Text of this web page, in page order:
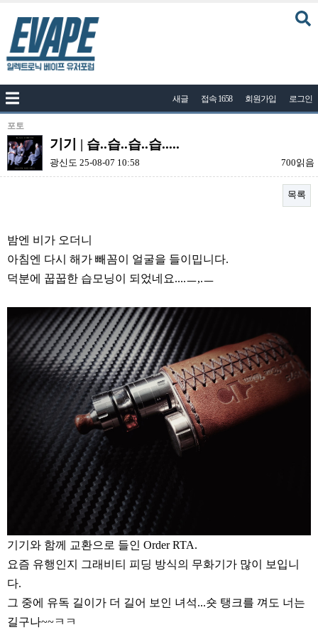
공지사항
나눔이벤트
자유게시판
질문답변
액상
리뷰게시판
팁앤가이드
레시피계산기
툴즈킷
업체게시판
모더게시판
판매
구매
나눔
거래후기
즐겨찾기
새글 접속 1658 회원가입 로그인
포토
기기 | 습..습..습..습.....
광신도 25-08-07 10:58 700읽음
목록
밤엔 비가 오더니
아침엔 다시 해가 빼꼼이 얼굴을 들이밉니다.
덕분에 꿉꿉한 습모닝이 되었네요....ㅡ,.ㅡ
기기와 함께 교환으로 들인 Order RTA.
요즘 유행인지 그래비티 피딩 방식의 무화기가 많이 보입니
다.
그 중에 유독 길이가 더 길어 보인 녀석...숏 탱크를 껴도 너는
길구나~~ㅋㅋ